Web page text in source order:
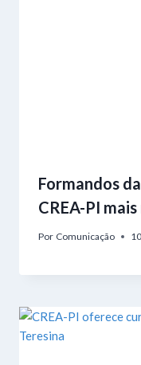
Formandos
CREA-PI
Por Comunicação